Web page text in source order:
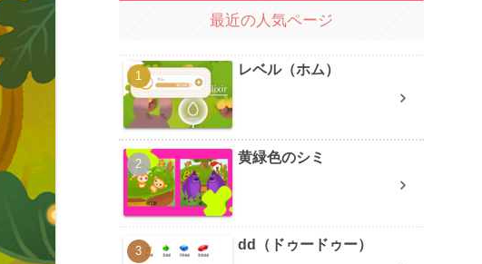
最近の人気ページ
レベル（ホム）
黄緑色のシミ
dd（ドゥードゥー）